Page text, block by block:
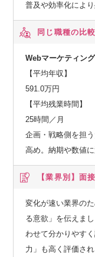
普及や効率化によ
同じ職種の比較
Webマーケティン
【平均年収】
591.0万円
【平均残業時間】
25時間／月
企画・戦略側を担
高め。納期や数値
【業界別】 面
変化が速い業界の
る意欲」を伝えま
わせて分かりやす
力」も高く評価され